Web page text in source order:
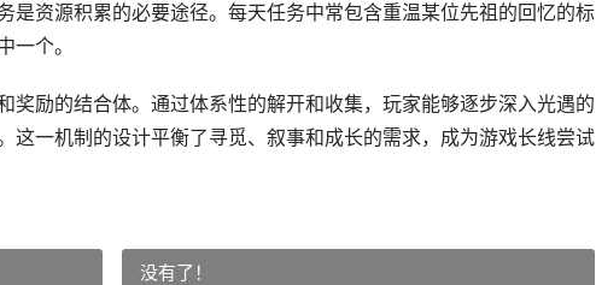
是资源积累的必要途径。每天任务中常包含重温某位先祖的回忆的标
一个。
奖励的结合体。通过体系性的解开和收集，玩家能够逐步深入光遇的
这一机制的设计平衡了寻觅、叙事和成长的需求，成为游戏长线尝试
没有了！